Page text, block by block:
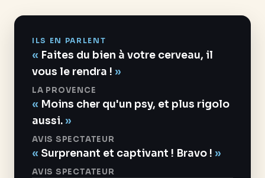
ILS EN PARLENT
Faites du bien à votre cerveau, il
vous le rendra !
LA PROVENCE
Moins cher qu'un psy, et plus rigolo
aussi.
AVIS SPECTATEUR
Surprenant et captivant ! Bravo !
AVIS SPECTATEUR